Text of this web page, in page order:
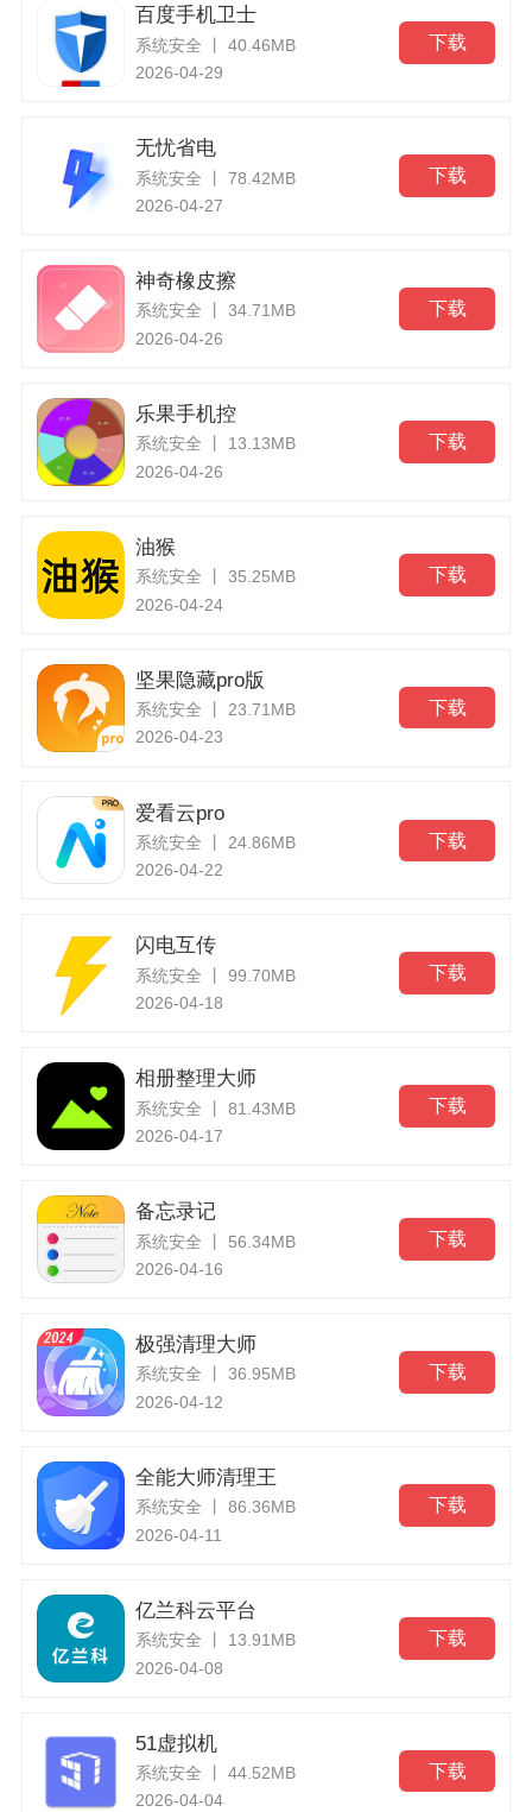
百度手机卫士
系统安全 丨 40.46MB
2026-04-29
下载
无忧省电
系统安全 丨 78.42MB
2026-04-27
下载
神奇橡皮擦
系统安全 丨 34.71MB
2026-04-26
下载
乐果手机控
系统安全 丨 13.13MB
2026-04-26
下载
油猴
系统安全 丨 35.25MB
2026-04-24
下载
坚果隐藏pro版
系统安全 丨 23.71MB
2026-04-23
下载
爱看云pro
系统安全 丨 24.86MB
2026-04-22
下载
闪电互传
系统安全 丨 99.70MB
2026-04-18
下载
相册整理大师
系统安全 丨 81.43MB
2026-04-17
下载
备忘录记
系统安全 丨 56.34MB
2026-04-16
下载
极强清理大师
系统安全 丨 36.95MB
2026-04-12
下载
全能大师清理王
系统安全 丨 86.36MB
2026-04-11
下载
亿兰科云平台
系统安全 丨 13.91MB
2026-04-08
下载
51虚拟机
系统安全 丨 44.52MB
2026-04-04
下载